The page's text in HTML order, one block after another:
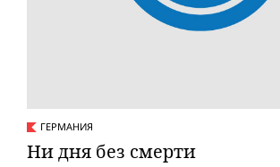
ГЕРМАНИЯ
Ни дня без смерти